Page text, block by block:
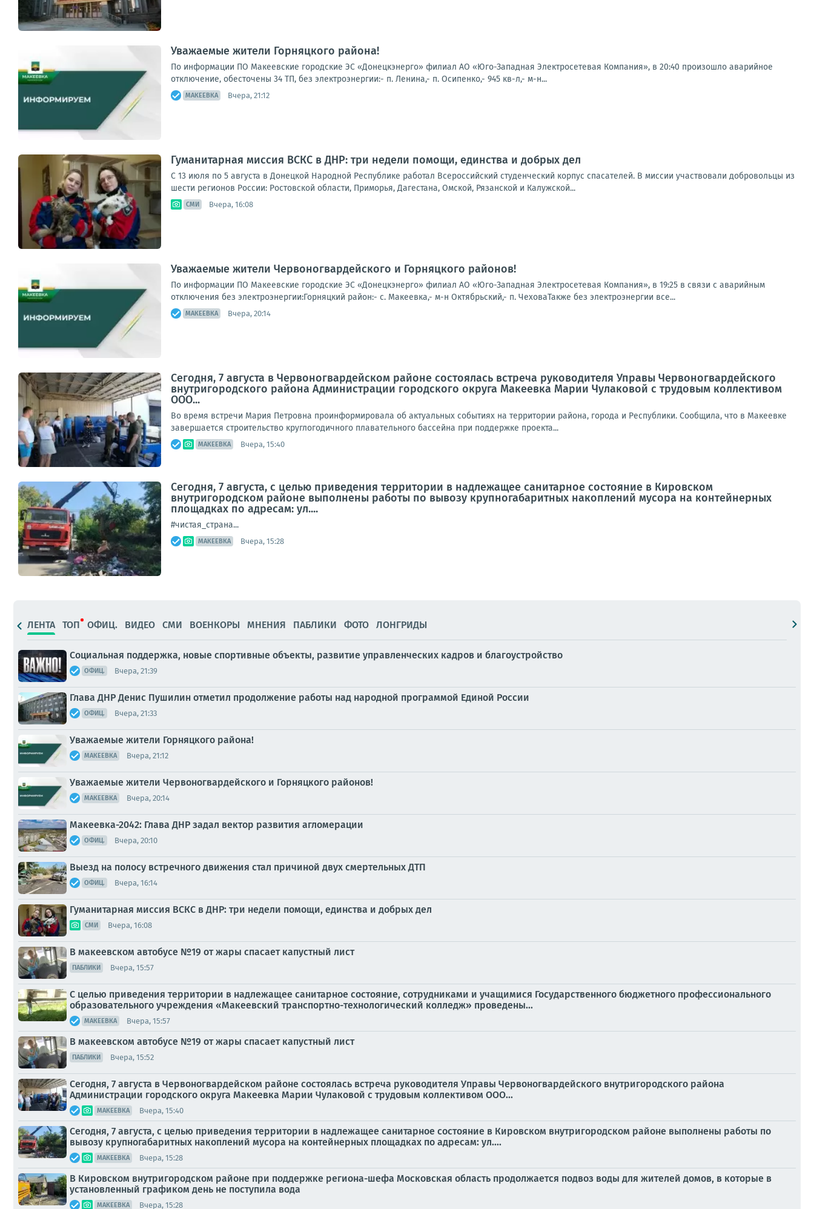
Уважаемые жители Горняцкого района!
По информации ПО Макеевские городские ЭС «Донецкэнерго» филиал АО «Юго-Западная Электросетевая Компания», в 20:40 произошло аварийное
отключение, обесточены 34 ТП, без электроэнергии:- п. Ленина,- п. Осипенко,- 945 кв-л,- м-н...
МАКЕЕВКА Вчера, 21:12
Гуманитарная миссия ВСКС в ДНР: три недели помощи, единства и добрых дел
С 13 июля по 5 августа в Донецкой Народной Республике работал Всероссийский студенческий корпус спасателей. В миссии участвовали добровольцы из
шести регионов России: Ростовской области, Приморья, Дагестана, Омской, Рязанской и Калужской...
СМИ Вчера, 16:08
Уважаемые жители Червоногвардейского и Горняцкого районов!
По информации ПО Макеевские городские ЭС «Донецкэнерго» филиал АО «Юго-Западная Электросетевая Компания», в 19:25 в связи с аварийным
отключения без электроэнергии:Горняцкий район:- с. Макеевка,- м-н Октябрьский,- п. ЧеховаТакже без электроэнергии все...
МАКЕЕВКА Вчера, 20:14
Сегодня, 7 августа в Червоногвардейском районе состоялась встреча руководителя Управы Червоногвардейского
внутригородского района Администрации городского округа Макеевка Марии Чулаковой с трудовым коллективом
ООО...
Во время встречи Мария Петровна проинформировала об актуальных событиях на территории района, города и Республики. Сообщила, что в Макеевке
завершается строительство круглогодичного плавательного бассейна при поддержке проекта...
МАКЕЕВКА Вчера, 15:40
Сегодня, 7 августа, с целью приведения территории в надлежащее санитарное состояние в Кировском
внутригородском районе выполнены работы по вывозу крупногабаритных накоплений мусора на контейнерных
площадках по адресам: ул....
#чистая_страна...
МАКЕЕВКА Вчера, 15:28
ЛЕНТА ТОП ОФИЦ. ВИДЕО СМИ ВОЕНКОРЫ МНЕНИЯ ПАБЛИКИ ФОТО ЛОНГРИДЫ
Социальная поддержка, новые спортивные объекты, развитие управленческих кадров и благоустройство
ОФИЦ. Вчера, 21:39
Глава ДНР Денис Пушилин отметил продолжение работы над народной программой Единой России
ОФИЦ. Вчера, 21:33
Уважаемые жители Горняцкого района!
МАКЕЕВКА Вчера, 21:12
Уважаемые жители Червоногвардейского и Горняцкого районов!
МАКЕЕВКА Вчера, 20:14
Макеевка-2042: Глава ДНР задал вектор развития агломерации
ОФИЦ. Вчера, 20:10
Выезд на полосу встречного движения стал причиной двух смертельных ДТП
ОФИЦ. Вчера, 16:14
Гуманитарная миссия ВСКС в ДНР: три недели помощи, единства и добрых дел
СМИ Вчера, 16:08
В макеевском автобусе №19 от жары спасает капустный лист
ПАБЛИКИ Вчера, 15:57
С целью приведения территории в надлежащее санитарное состояние, сотрудниками и учащимися Государственного бюджетного профессионального
образовательного учреждения «Макеевский транспортно-технологический колледж» проведены...
МАКЕЕВКА Вчера, 15:57
В макеевском автобусе №19 от жары спасает капустный лист
ПАБЛИКИ Вчера, 15:52
Сегодня, 7 августа в Червоногвардейском районе состоялась встреча руководителя Управы Червоногвардейского внутригородского района
Администрации городского округа Макеевка Марии Чулаковой с трудовым коллективом ООО...
МАКЕЕВКА Вчера, 15:40
Сегодня, 7 августа, с целью приведения территории в надлежащее санитарное состояние в Кировском внутригородском районе выполнены работы по
вывозу крупногабаритных накоплений мусора на контейнерных площадках по адресам: ул....
МАКЕЕВКА Вчера, 15:28
В Кировском внутригородском районе при поддержке региона-шефа Московская область продолжается подвоз воды для жителей домов, в которые в
установленный графиком день не поступила вода
МАКЕЕВКА Вчера, 15:28